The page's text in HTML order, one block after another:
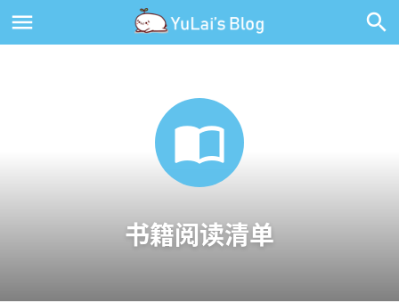

书籍阅读清单